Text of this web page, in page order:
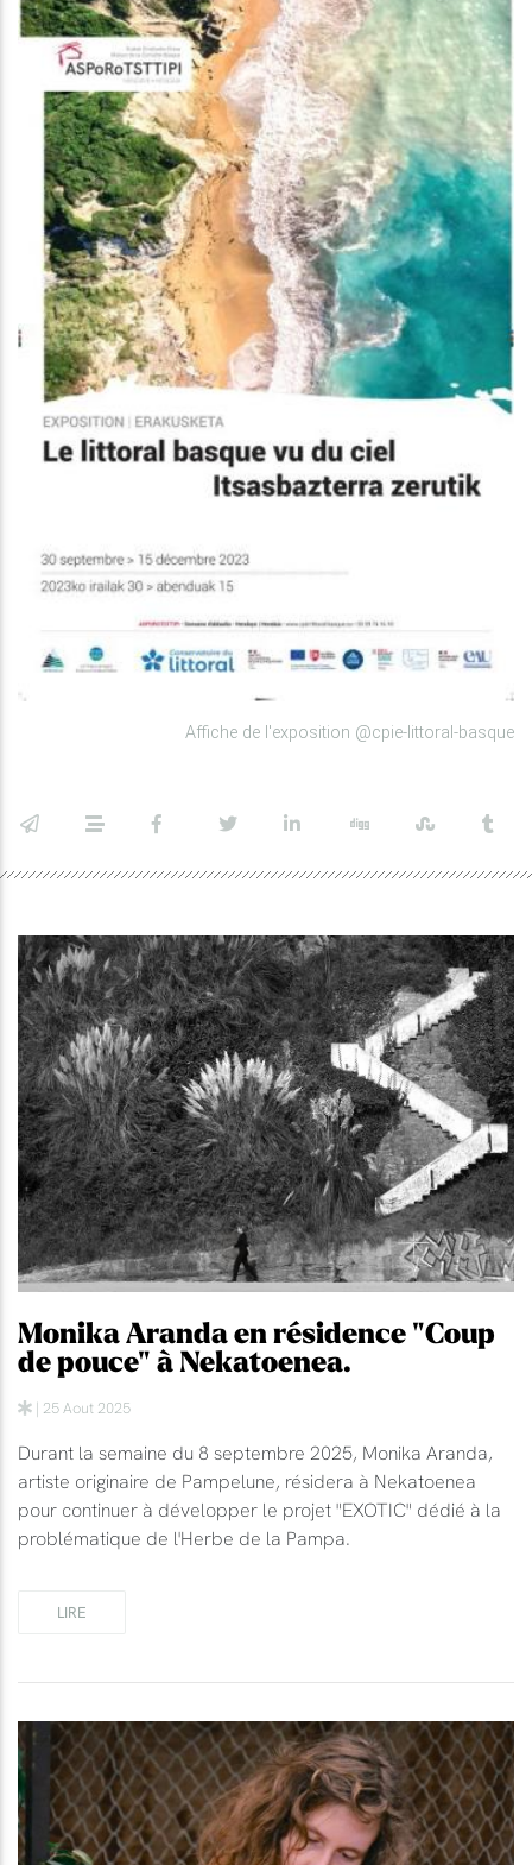
Affiche de l'exposition @cpie-littoral-basque
Monika Aranda en résidence "Coup
de pouce" à Nekatoenea.
| 25 Aout 2025
Durant la semaine du 8 septembre 2025, Monika Aranda,
artiste originaire de Pampelune, résidera à Nekatoenea
pour continuer à développer le projet "EXOTIC" dédié à la
problématique de l'Herbe de la Pampa.
LIRE